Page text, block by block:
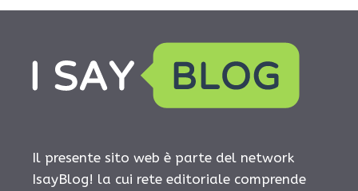
Il presente sito web è parte del network
IsayBlog! la cui rete editoriale comprende